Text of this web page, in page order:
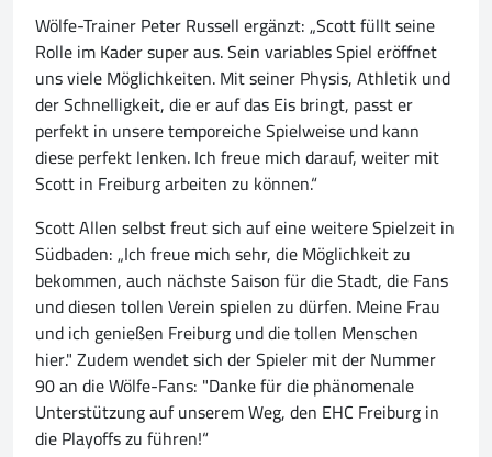
Wölfe-Trainer Peter Russell ergänzt: „Scott füllt seine
Rolle im Kader super aus. Sein variables Spiel eröffnet
uns viele Möglichkeiten. Mit seiner Physis, Athletik und
der Schnelligkeit, die er auf das Eis bringt, passt er
perfekt in unsere temporeiche Spielweise und kann
diese perfekt lenken. Ich freue mich darauf, weiter mit
Scott in Freiburg arbeiten zu können.“
Scott Allen selbst freut sich auf eine weitere Spielzeit in
Südbaden: „Ich freue mich sehr, die Möglichkeit zu
bekommen, auch nächste Saison für die Stadt, die Fans
und diesen tollen Verein spielen zu dürfen. Meine Frau
und ich genießen Freiburg und die tollen Menschen
hier." Zudem wendet sich der Spieler mit der Nummer
90 an die Wölfe-Fans: "Danke für die phänomenale
Unterstützung auf unserem Weg, den EHC Freiburg in
die Playoffs zu führen!“